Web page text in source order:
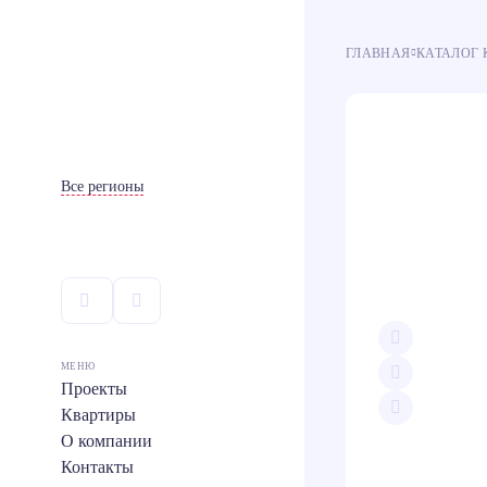
Все регионы
МЕНЮ
Проекты
Квартиры
О компании
Контакты
ГЛАВНАЯ КАТАЛОГ